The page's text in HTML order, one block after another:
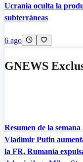
Ucrania oculta la
subterráneas
6 ago
GNEWS
Resumen de la
Vladímir Putin
la FR, Rumanía